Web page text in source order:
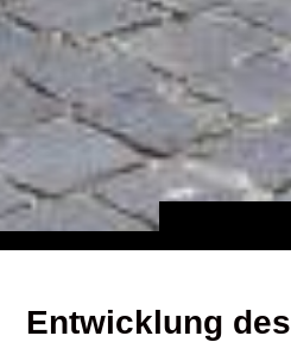
Entwicklung des